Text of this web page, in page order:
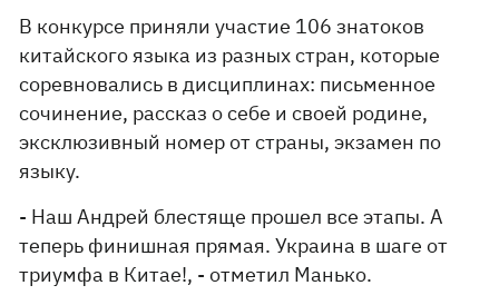
В конкурсе приняли участие 106 знатоков
китайского языка из разных стран, которые
соревновались в дисциплинах: письменное
сочинение, рассказ о себе и своей родине,
эксклюзивный номер от страны, экзамен по
языку.
- Наш Андрей блестяще прошел все этапы. А
теперь финишная прямая. Украина в шаге от
триумфа в Китае!, - отметил Манько.